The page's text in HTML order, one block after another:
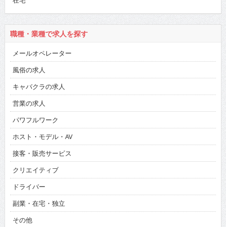
職種・業種で求人を探す
メールオペレーター
風俗の求人
キャバクラの求人
営業の求人
パワフルワーク
ホスト・モデル・AV
接客・販売サービス
クリエイティブ
ドライバー
副業・在宅・独立
その他